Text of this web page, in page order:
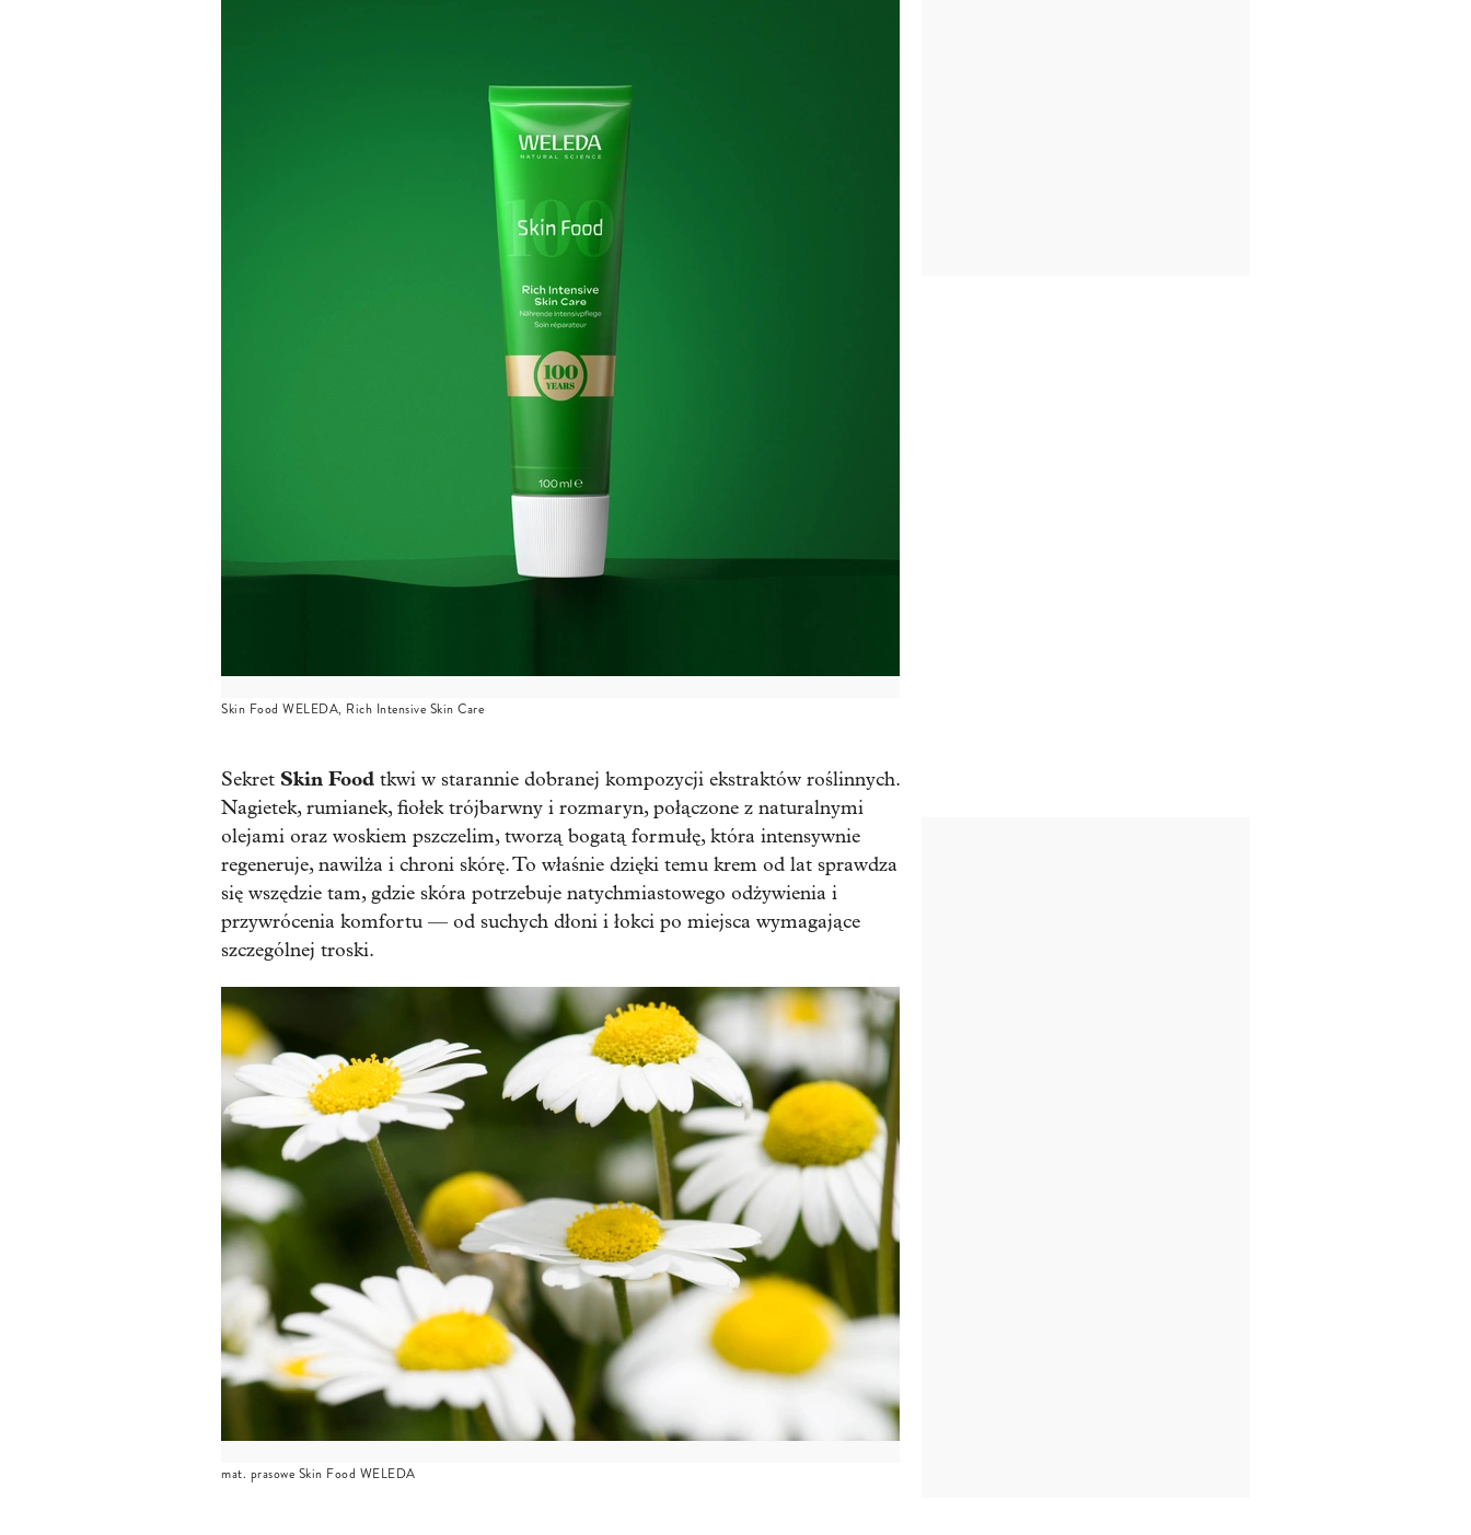
Skin Food WELEDA, Rich Intensive Skin Care
Sekret Skin Food tkwi w starannie dobranej kompozycji ekstraktów roślinnych.
Nagietek, rumianek, fiołek trójbarwny i rozmaryn, połączone z naturalnymi
olejami oraz woskiem pszczelim, tworzą bogatą formułę, która intensywnie
regeneruje, nawilża i chroni skórę. To właśnie dzięki temu krem od lat sprawdza
się wszędzie tam, gdzie skóra potrzebuje natychmiastowego odżywienia i
przywrócenia komfortu — od suchych dłoni i łokci po miejsca wymagające
szczególnej troski.
mat. prasowe Skin Food WELEDA